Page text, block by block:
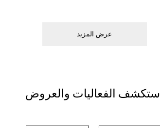
ﻋﺮﺽ اﻟﻤﺰﻳﺪ
اﺳﺘﻜﺸﻒ اﻟﻔﻌﺎﻟﻴﺎﺕ ﻭاﻟﻌﺮﻭﺽ